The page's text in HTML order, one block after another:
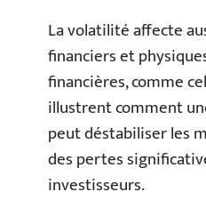
La volatilité affecte
financiers et
financières, comme
illustrent comment
peut déstabiliser les
des pertes
investisseurs.